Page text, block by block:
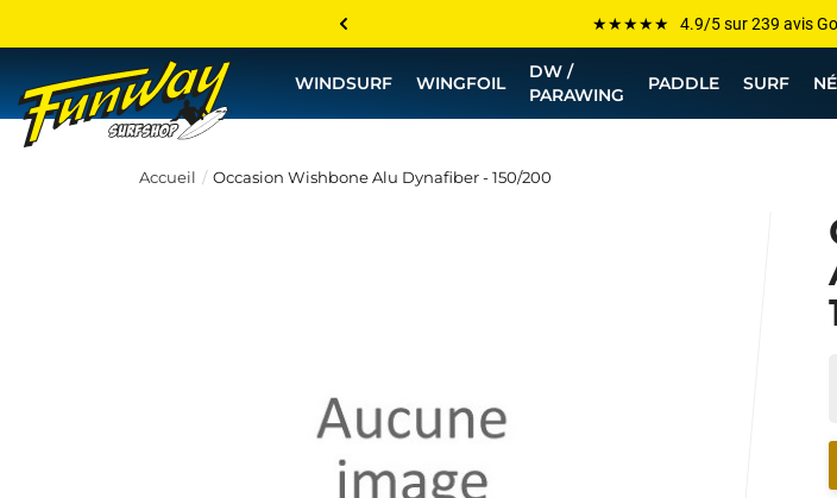
Les plus grandes marques sont
Jusqu’à -75% de remise sur le
💰 Meilleur prix garanti — Moins
WINDSURF WINGFOIL
DW /
PARAWING
PADDLE SURF
Accueil Occasion Wishbone Alu Dynafiber - 150/200